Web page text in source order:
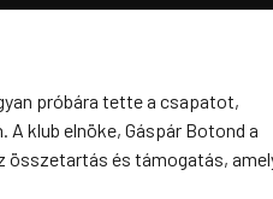
próbára tette a csapatot,
klub elnöke, Gáspár Botond a
összetartás és támogatás,